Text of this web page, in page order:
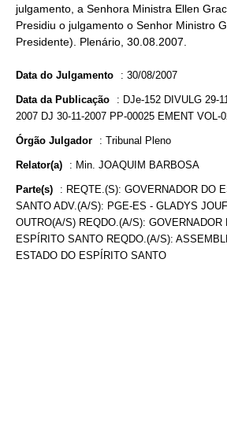
julgamento, a Senhora Ministra Ellen
Presidiu o julgamento o Senhor Ministro
Presidente). Plenário, 30.08.2007.
Data do Julgamento : 30/08/2007
Data da Publicação : DJe-152 DIVULG 29-
2007 DJ 30-11-2007 PP-00025 EMENT VOL-
Órgão Julgador : Tribunal Pleno
Relator(a) : Min. JOAQUIM BARBOSA
Parte(s) : REQTE.(S): GOVERNADOR DO
SANTO ADV.(A/S): PGE-ES - GLADYS
OUTRO(A/S) REQDO.(A/S): GOVERNADOR
ESPÍRITO SANTO REQDO.(A/S):
ESTADO DO ESPÍRITO SANTO